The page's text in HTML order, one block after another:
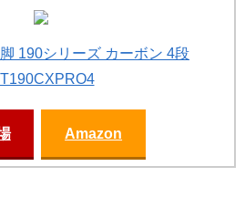
190シリーズ カーボン 4段
Amazon